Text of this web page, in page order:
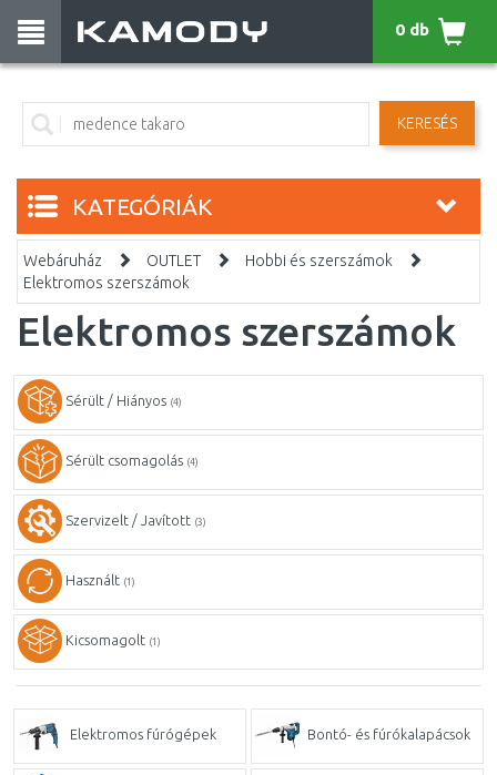
KERESÉS
0 db
KATEGÓRIÁK
Webáruház OUTLET
Hobbi és szerszámok
Elektromos szerszámok
Elektromos szerszámok
Sérült / Hiányos (4)
Sérült csomagolás (4)
Szervizelt / Javított (3)
Használt (1)
Kicsomagolt (1)
Elektromos fúrógépek Bontó- és fúrókalapácsok